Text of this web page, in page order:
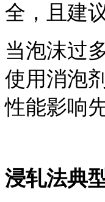
全，且建
当泡沫过
使用消泡
性能影响
浸轧法典